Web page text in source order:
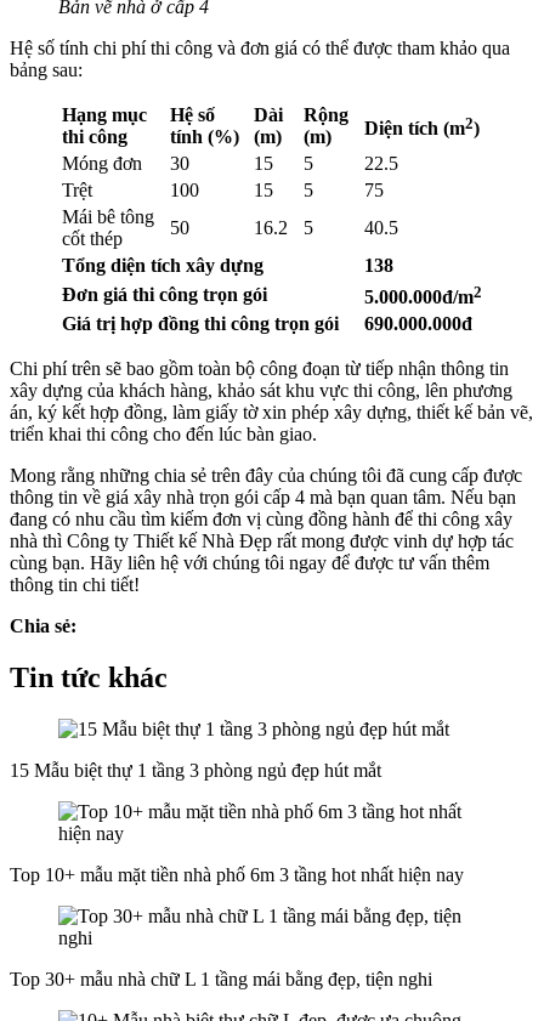
Bản vẽ nhà ở cấp 4
Hệ số tính chi phí thi công và đơn giá có thể được tham khảo qua
bảng sau:
Hạng mục
thi công
Hệ số
tính (%)
Dài
(m)
Rộng
(m)
Diện tích (m2)
Móng đơn
30 15 5
22.5
Trệt
100 15 5
75
Mái bê tông
cốt thép
50 16.2 5
40.5
Tổng diện tích xây dựng
138
Đơn giá thi công trọn gói
5.000.000đ/m2
Giá trị hợp đồng thi công trọn gói 690.000.000đ
Chi phí trên sẽ bao gồm toàn bộ công đoạn từ tiếp nhận thông tin
xây dựng của khách hàng, khảo sát khu vực thi công, lên phương
án, ký kết hợp đồng, làm giấy tờ xin phép xây dựng, thiết kế bản vẽ,
triển khai thi công cho đến lúc bàn giao.
Mong rằng những chia sẻ trên đây của chúng tôi đã cung cấp được
thông tin về giá xây nhà trọn gói cấp 4 mà bạn quan tâm. Nếu bạn
đang có nhu cầu tìm kiếm đơn vị cùng đồng hành để thi công xây
nhà thì Công ty Thiết kế Nhà Đẹp rất mong được vinh dự hợp tác
cùng bạn. Hãy liên hệ với chúng tôi ngay để được tư vấn thêm
thông tin chi tiết!
Chia sẻ:
Tin tức khác
15 Mẫu biệt thự 1 tầng 3 phòng ngủ đẹp hút mắt
Top 10+ mẫu mặt tiền nhà phố 6m 3 tầng hot nhất hiện nay
Top 30+ mẫu nhà chữ L 1 tầng mái bằng đẹp, tiện nghi